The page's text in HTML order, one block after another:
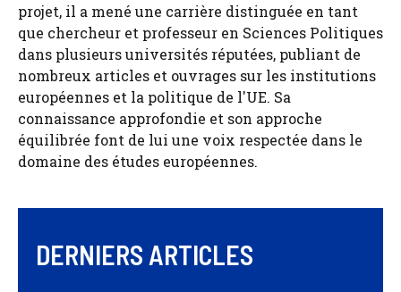
projet, il a mené une carrière distinguée en tant
que chercheur et professeur en Sciences Politiques
dans plusieurs universités réputées, publiant de
nombreux articles et ouvrages sur les institutions
européennes et la politique de l'UE. Sa
connaissance approfondie et son approche
équilibrée font de lui une voix respectée dans le
domaine des études européennes.
DERNIERS ARTICLES